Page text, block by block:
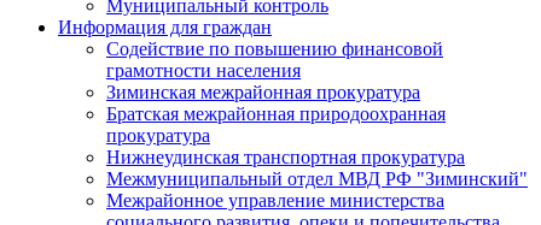
Муниципальный контроль
Информация для граждан
Содействие по повышению финансовой
грамотности населения
Зиминская межрайонная прокуратура
Братская межрайонная природоохранная
прокуратура
Нижнеудинская транспортная прокуратура
Межмуниципальный отдел МВД РФ "Зиминский"
Межрайонное управление министерства